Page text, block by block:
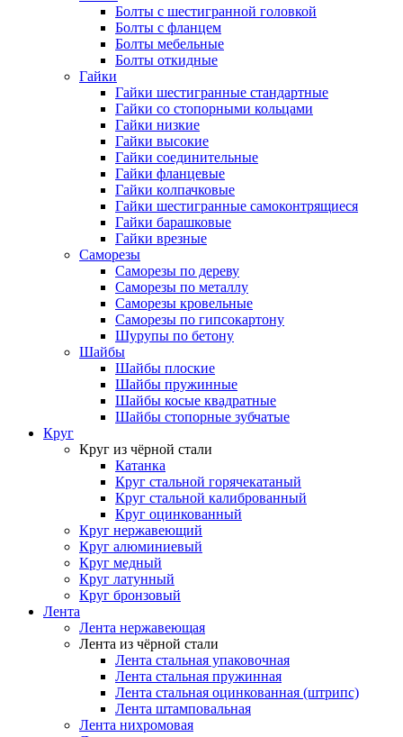
Болты с шестигранной головкой
Болты с фланцем
Болты мебельные
Болты откидные
Гайки
Гайки шестигранные стандартные
Гайки со стопорными кольцами
Гайки низкие
Гайки высокие
Гайки соединительные
Гайки фланцевые
Гайки колпачковые
Гайки шестигранные самоконтрящиеся
Гайки барашковые
Гайки врезные
Саморезы
Саморезы по дереву
Саморезы по металлу
Саморезы кровельные
Саморезы по гипсокартону
Шурупы по бетону
Шайбы
Шайбы плоские
Шайбы пружинные
Шайбы косые квадратные
Шайбы стопорные зубчатые
Круг
Круг из чёрной стали
Катанка
Круг стальной горячекатаный
Круг стальной калиброванный
Круг оцинкованный
Круг нержавеющий
Круг алюминиевый
Круг медный
Круг латунный
Круг бронзовый
Лента
Лента нержавеющая
Лента из чёрной стали
Лента стальная упаковочная
Лента стальная пружинная
Лента стальная оцинкованная (штрипс)
Лента штамповальная
Лента нихромовая